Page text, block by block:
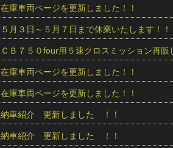
在庫車両ページを更新しました！！
５月３日～５月７日まで休業いたします！！
ＣＢ７５０four用５速クロスミッション再販
在庫車両ページを更新しました！！
在庫車両ページを更新しました！！
納車紹介 更新しました ！！
納車紹介 更新しました ！！